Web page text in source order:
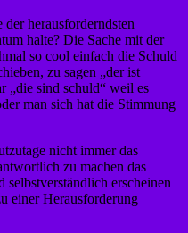
herausforderndsten
halte? Die Sache mit der
so cool einfach die Schuld
zu sagen „der ist
„die sind schuld“ weil es
man sich hat die Stimmung
nicht immer das
zu machen das
selbstverständlich erscheinen
einer Herausforderung